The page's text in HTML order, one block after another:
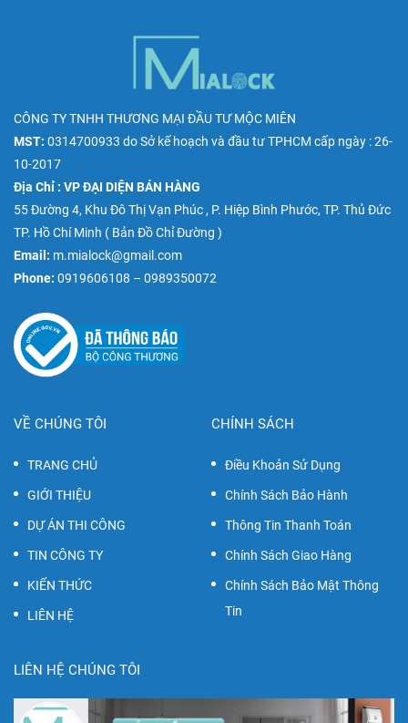
CÔNG TY TNHH THƯƠNG MẠI ĐẦU TƯ MỘC MIÊN
MST: 0314700933 doSở kế hoạch và đầu tư TPHCM cấp ngày : 26-
10-2017
Địa Chỉ : VP ĐẠI DIỆN BÁN HÀNG
55 Đường 4, Khu Đô Thị Vạn Phúc , P. Hiệp Bình Phước, TP. Thủ Đức
TP. Hồ Chí Minh ( Bản Đồ Chỉ Đường )
Email: m.mialock@gmail.com
Phone: 0919606108 – 0989350072
VỀ CHÚNG TÔI
TRANG CHỦ
GIỚI THIỆU
DỰ ÁN THI CÔNG
TIN CÔNG TY
KIẾN THỨC
LIÊN HỆ
CHÍNH SÁCH
Điều Khoản Sử Dụng
Chính Sách Bảo Hành
Thông Tin Thanh Toán
Chính Sách Giao Hàng
Chính Sách Bảo Mật Thông
Tin
LIÊN HỆ CHÚNG TÔI